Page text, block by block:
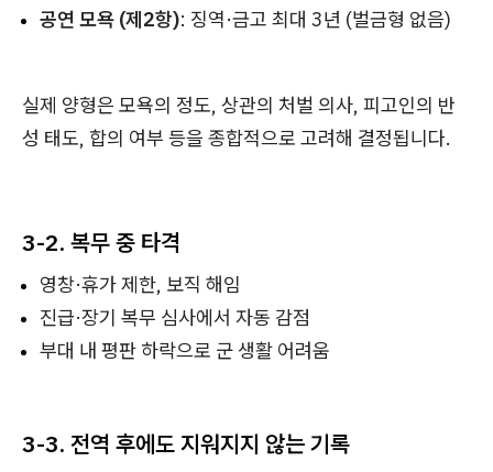
공연 모욕 (제2항): 징역·금고 최대 3년 (벌금형 없음)
실제 양형은 모욕의 정도, 상관의 처벌 의사, 피고인의 반
성 태도, 합의 여부 등을 종합적으로 고려해 결정됩니다.
3-2. 복무 중 타격
영창·휴가 제한, 보직 해임
진급·장기 복무 심사에서 자동 감점
부대 내 평판 하락으로 군 생활 어려움
3-3. 전역 후에도 지워지지 않는 기록